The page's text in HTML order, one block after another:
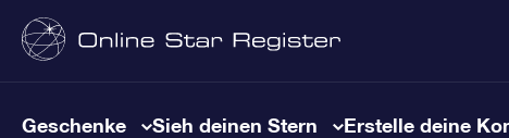
Geschenke Sieh deinen Stern Erstelle deine